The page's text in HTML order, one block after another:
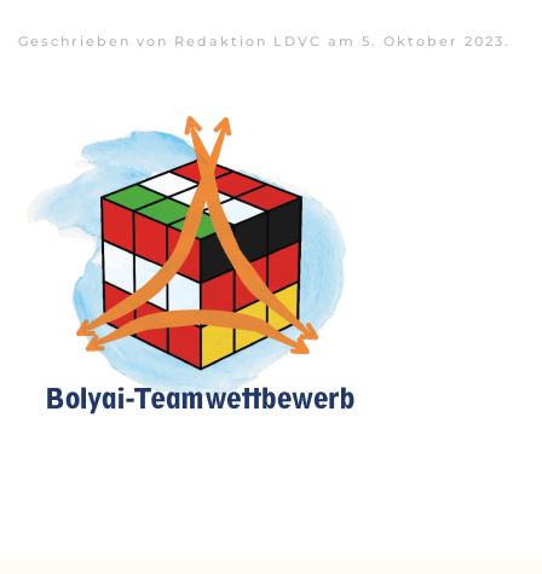
Geschrieben von Redaktion LDVC am 5. Oktober 2023.